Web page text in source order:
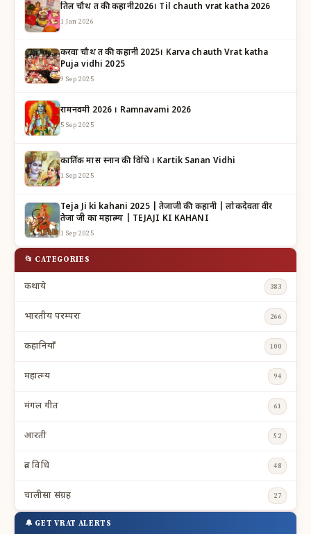
तिल चौथ व्रत की कहानी2026। Til chauth vrat katha 2026
1 Jan 2026
करवा चौथ व्रत की कहानी 2025। Karva chauth Vrat katha
Puja vidhi 2025
9 Sep 2025
रामनवमी 2026 । Ramnavami 2026
5 Sep 2025
कार्तिक मास स्नान की विधि । Kartik Sanan Vidhi
1 Sep 2025
Teja Ji ki kahani 2025 | तेजाजी की कहानी | लोकदेवता वीर
तेजा जी का महात्म्य | TEJAJI KI KAHANI
1 Sep 2025
📂 CATEGORIES
कथाये 383
भारतीय परम्परा 266
कहानियाँ 100
महात्म्य 94
मंगल गीत 61
आरती 52
व्रत विधि 48
चालीसा संग्रह 27
🔔 GET VRAT ALERTS